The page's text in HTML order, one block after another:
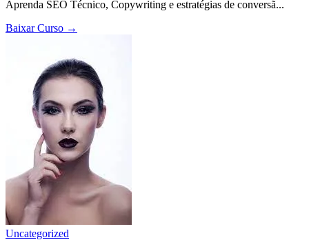
Aprenda SEO Técnico, Copywriting e estratégias de conversã...
Baixar Curso →
Uncategorized